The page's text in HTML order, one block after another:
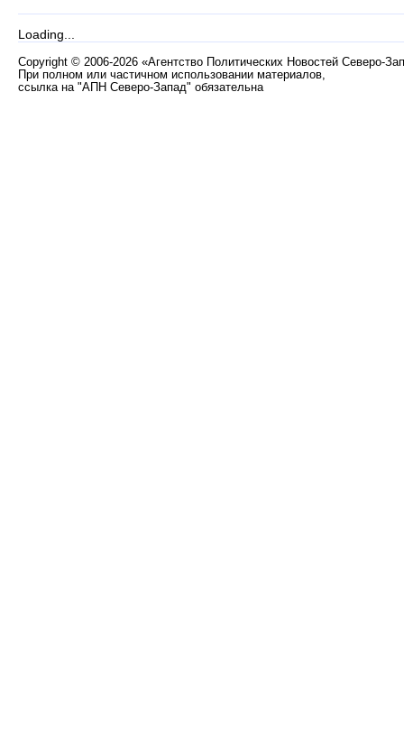
Loading...
Copyright © 2006-2026 «Агентство Политических Новостей Северо-
При полном или частичном использовании материалов,
ссылка на "АПН Северо-Запад" обязательна